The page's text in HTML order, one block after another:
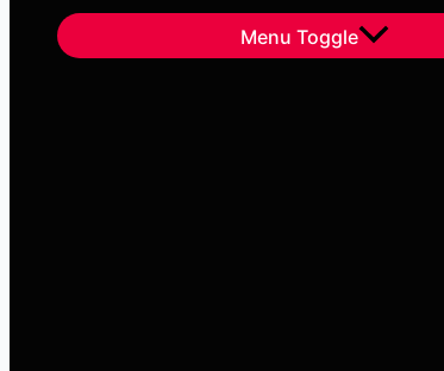
Menu Toggle